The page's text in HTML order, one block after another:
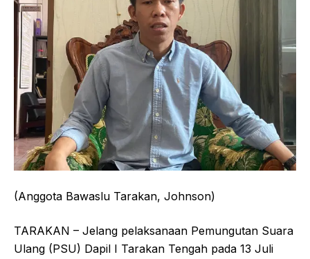
(Anggota Bawaslu Tarakan, Johnson)
TARAKAN – Jelang pelaksanaan Pemungutan Suara
Ulang (PSU) Dapil I Tarakan Tengah pada 13 Juli